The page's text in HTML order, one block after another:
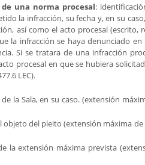
una norma procesal:
la infracción, su fecha y, en su
así como el acto procesal (escrito,
la infracción se haya denunciado
Si se tratara de una infracción
procesal en que se hubiera
LEC).
la Sala, en su caso. (extensión
objeto del pleito (extensión máxima de
la extensión máxima prevista